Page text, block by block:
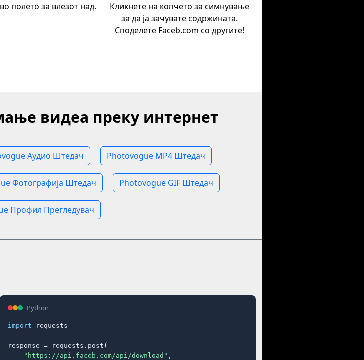
полето за влезот над.
Кликнете на копчето за симнување
за да ја зачувате содржината.
Споделете Faceb.com со другите!
видеа преку интернет
Аудио Штедач Photovogue MP4 Штедач
Фотографија Штедач Photovogue GIF Штедач
Профил Прегледувач
Python
import requests
response = requests.post(
"https://api.faceb.com/api/download" ,